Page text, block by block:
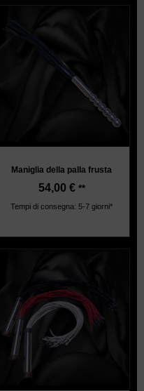
Maniglia della palla frusta
54,00 € **
Tempi di consegna: 5-7 giorni*